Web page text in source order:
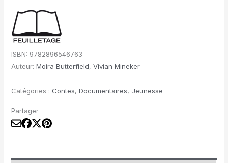
La
vie
secrète
arbres
ISBN: 9782896546763
Auteur:Moira Butterfield,Vivian Mineker
Catégories :Contes,Documentaires, Jeunesse
Partager